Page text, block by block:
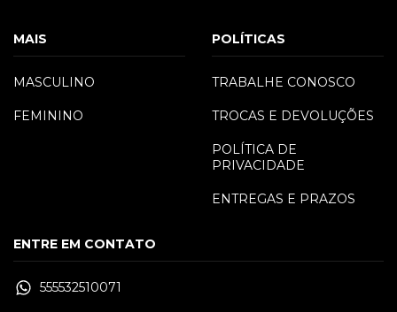
MAIS
MASCULINO
FEMININO
POLÍTICAS
TRABALHE CONOSCO
TROCAS E DEVOLUÇÕES
POLÍTICA DE
PRIVACIDADE
ENTREGAS E PRAZOS
ENTRE EM CONTATO
555532510071